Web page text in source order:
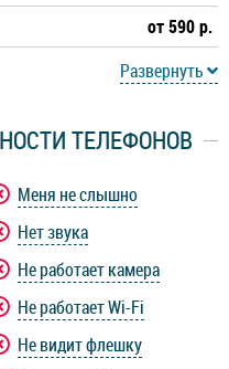
от 590 р.
Развернуть
ТЕЛЕФОНОВ
Меня не слышно
Нет звука
Не работает камера
Не работает Wi-Fi
Не видит флешку